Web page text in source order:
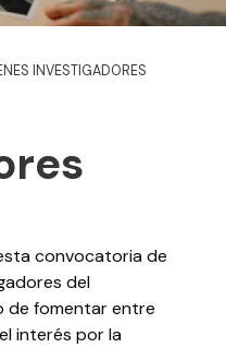
INVESTIGADORES
convocatoria de
del
de fomentar entre
interés por la